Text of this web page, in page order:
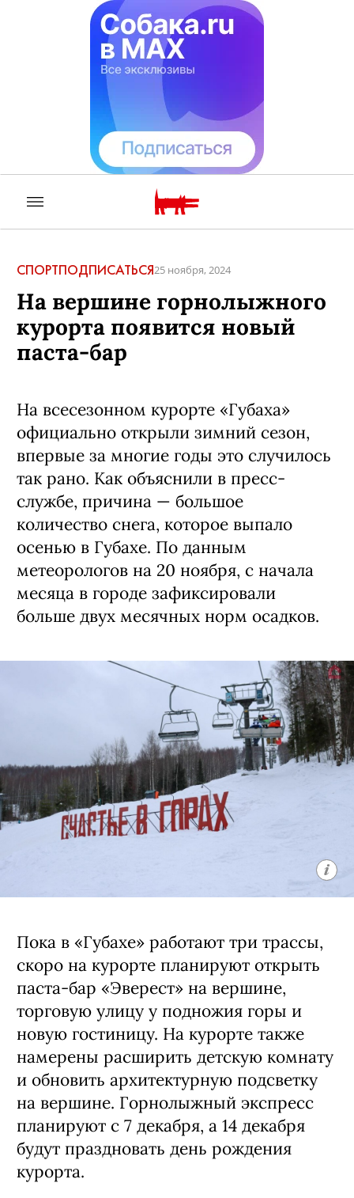
СПОРТПОДПИСАТЬСЯ25 ноября, 2024
На вершине горнолыжного
курорта появится новый
паста-бар
На всесезонном курорте «Губаха»
официально открыли зимний сезон,
впервые за многие годы это случилось
так рано. Как объяснили в пресс-
службе, причина — большое
количество снега, которое выпало
осенью в Губахе. По данным
метеорологов на 20 ноября, с начала
месяца в городе зафиксировали
больше двух месячных норм осадков.
Пока в «Губахе» работают три трассы,
скоро на курорте планируют открыть
паста-бар «Эверест» на вершине,
торговую улицу у подножия горы и
новую гостиницу. На курорте также
намерены расширить детскую комнату
и обновить архитектурную подсветку
на вершине. Горнолыжный экспресс
планируют с 7 декабря, а 14 декабря
будут праздновать день рождения
курорта.